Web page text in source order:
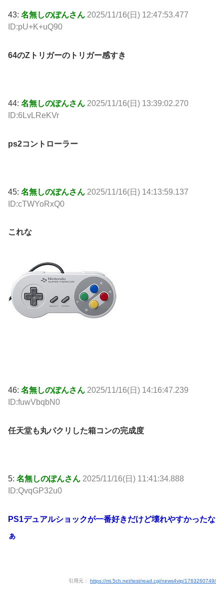
43: 名無しのぽんさん 2025/11/16(日) 12:47:53.477
ID:pU+K+uQ90
64のZトリガーのトリガー感すき
44: 名無しのぽんさん 2025/11/16(日) 13:39:02.270
ID:6LvLReKVr
ps2コントローラー
45: 名無しのぽんさん 2025/11/16(日) 14:13:59.137
ID:cTWYoRxQ0
これな
46: 名無しのぽんさん 2025/11/16(日) 14:16:47.239
ID:fuwVbqbN0
任天堂も丸パクリした箱コンの完成度
5: 名無しのぽんさん 2025/11/16(日) 11:41:34.888
ID:QvqGP32u0
PS1デュアルショックが一番好きだけど壊れやすかったな
ぁ
引用元： https://mi.5ch.net/test/read.cgi/news4vip/1763260749/